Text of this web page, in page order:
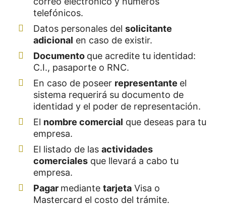
telefónicos.
Datos personales del solicitante
adicional en caso de existir.
Documento que acredite tu identidad:
C.I., pasaporte o RNC.
En caso de poseer representante el
sistema requerirá su documento de
identidad y el poder de representación.
El nombre comercial que deseas para tu
empresa.
El listado de las actividades
comerciales que llevará a cabo tu
empresa.
Pagar mediante tarjeta Visa o
Mastercard el costo del trámite.